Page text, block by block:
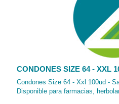
CONDONES SIZE 64 - XXL
Condones Size 64 - Xxl 100ud -
Disponible para farmacias,